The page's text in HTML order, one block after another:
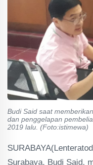
Budi Said saat
dan penggelapan
2019 lalu. (Foto:istimewa)
Surabaya, Budi Said,